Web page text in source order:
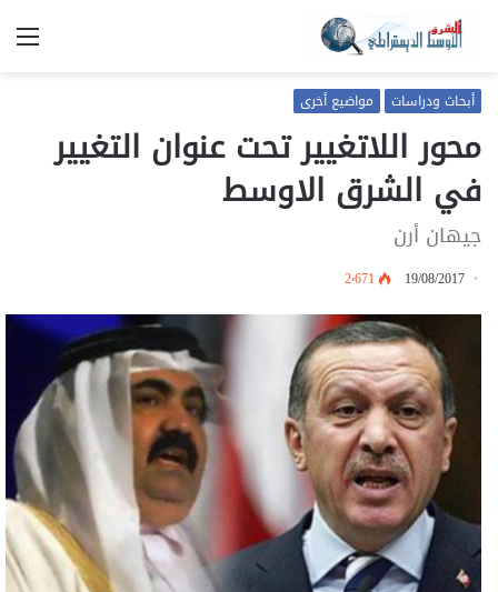
أبحاث ودراسات مواضيع أخرى
محور اللاتغيير تحت عنوان التغيير
في الشرق الاوسط
جيهان أرن
19/08/2017 2٬671